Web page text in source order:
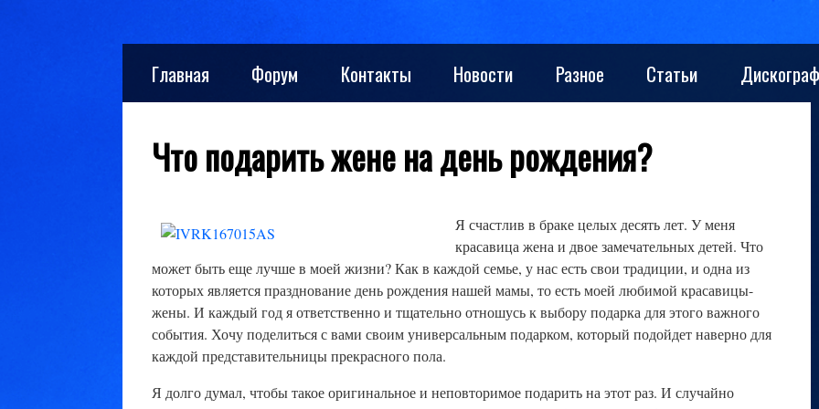
content
Главная Форум Контакты Новости Разное Статьи
Что подарить жене на день рождения?
Я счастлив в браке целых десять лет. У меня
красавица жена и двое замечательных детей. Что
может быть еще лучше в моей жизни? Как в каждой семье, у нас есть свои традиции, и одна из
которых является празднование день рождения нашей мамы, то есть моей любимой красавицы-
жены. И каждый год я ответственно и тщательно отношусь к выбору подарка для этого важного
события. Хочу поделиться с вами своим универсальным подарком, который подойдет наверно для
каждой представительницы прекрасного пола.
Я долго думал, чтобы такое оригинальное и неповторимое подарить на этот раз. И случайно